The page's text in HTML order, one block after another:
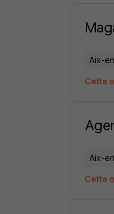
Aix-
Cette
Aix-
Cette